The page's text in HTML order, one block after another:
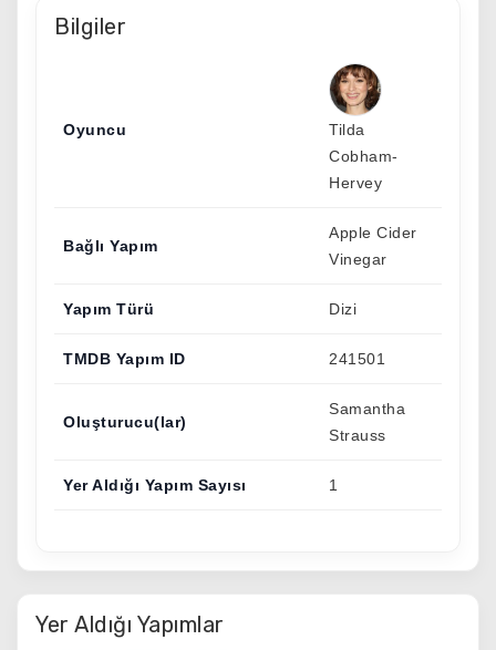
Bilgiler
Oyuncu
Tilda
Cobham-
Hervey
Bağlı Yapım
Apple Cider
Vinegar
Yapım Türü Dizi
TMDB Yapım ID 241501
Oluşturucu(lar)
Samantha
Strauss
Yer Aldığı Yapım Sayısı 1
Yer Aldığı Yapımlar